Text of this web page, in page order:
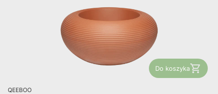
Do koszyka
PRODUCENT
QEEBOO